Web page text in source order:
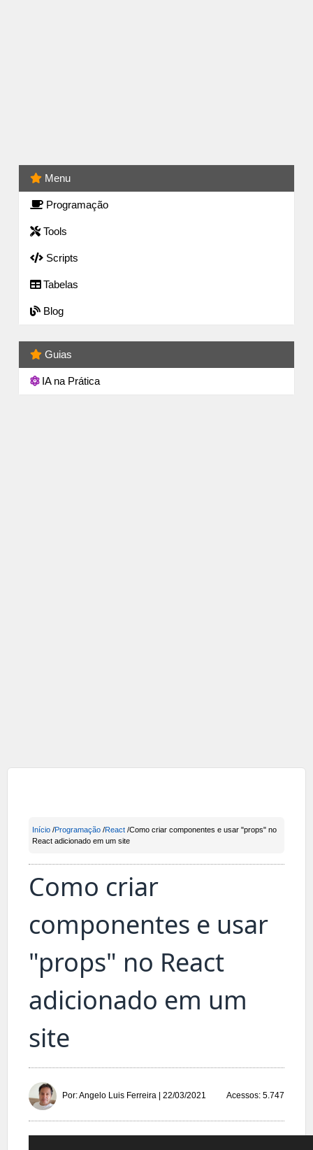
Menu
Programação
Tools
Scripts
Tabelas
Blog
Guias
IA na Prática
Início /Programação /React /Como criar componentes e usar "props" no
React adicionado em um site
Como criar
componentes e usar
"props" no React
adicionado em um
site
Por: Angelo Luis Ferreira | 22/03/2021 Acessos: 5.747